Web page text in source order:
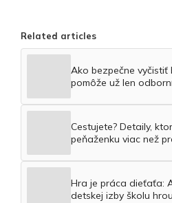
Related articles
Ako bezpečne
pomôže už len
Cestujete? Detaily,
peňaženku viac než
Hra je práca dieťaťa:
detskej izby školu hrou